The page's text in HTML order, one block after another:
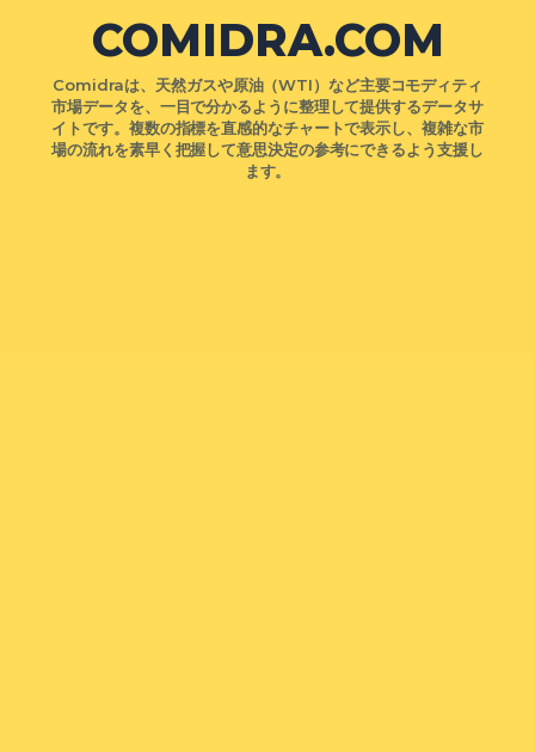
COMIDRA.COM
Comidraは、天然ガスや原油（WTI）など主要コモディティ
市場データを、一目で分かるように整理して提供するデータサ
イトです。複数の指標を直感的なチャートで表示し、複雑な市
場の流れを素早く把握して意思決定の参考にできるよう支援し
ます。